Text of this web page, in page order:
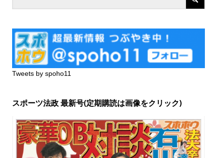
Tweets by spoho11
スポーツ法政 最新号(定期購読は画像をクリック)